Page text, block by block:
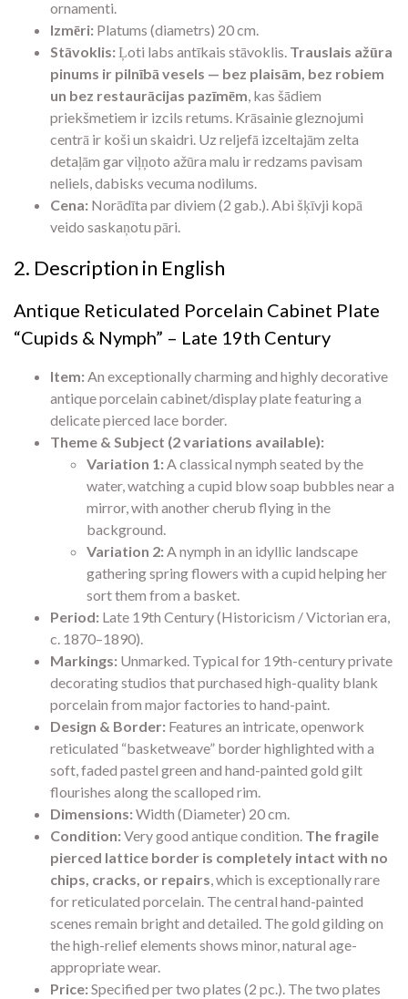
ornamenti.
Izmēri: Platums (diametrs) 20 cm.
Stāvoklis:Ļoti labs antīkais stāvoklis. Trauslais ažūra
pinums ir pilnībā vesels — bez plaisām, bez robiem
un bez restaurācijas pazīmēm, kas šādiem
priekšmetiem ir izcils retums. Krāsainie gleznojumi
centrā ir koši un skaidri. Uz reljefā izceltajām zelta
detaļām gar viļņoto ažūra malu ir redzams pavisam
neliels, dabisks vecuma nodilums.
Cena: Norādīta par diviem (2 gab.). Abi šķīvji kopā
veido saskaņotu pāri.
2. Description in English
Antique Reticulated Porcelain Cabinet Plate
“Cupids & Nymph” – Late 19th Century
Item:An exceptionally charming and highly decorative
antique porcelain cabinet/display plate featuring a
delicate pierced lace border.
Theme & Subject (2 variations available):
Variation 1:A classical nymph seated by the
water, watching a cupid blow soap bubbles near a
mirror, with another cherub flying in the
background.
Variation 2:A nymph in an idyllic landscape
gathering spring flowers with a cupid helping her
sort them from a basket.
Period: Late 19th Century (Historicism / Victorian era,
c. 1870–1890).
Markings: Unmarked. Typical for 19th-century private
decorating studios that purchased high-quality blank
porcelain from major factories to hand-paint.
Design & Border: Features an intricate, openwork
reticulated “basketweave” border highlighted with a
soft, faded pastel green and hand-painted gold gilt
flourishes along the scalloped rim.
Dimensions:Width (Diameter) 20 cm.
Condition:Very good antique condition. The fragile
pierced lattice border is completely intact with no
chips, cracks, or repairs, which is exceptionally rare
for reticulated porcelain. The central hand-painted
scenes remain bright and detailed. The gold gilding on
the high-relief elements shows minor, natural age-
appropriate wear.
Price:Specified per two plates (2 pc.). The two plates